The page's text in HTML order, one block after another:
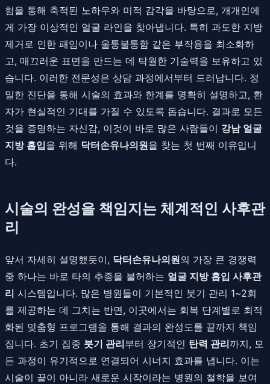
험을 통해 축적된 노하우와 미적 감각을 바탕으로, 개개인에
게 가장 이상적인 얼굴 라인을 찾아냅니다. 특히 과도한 지방
제거로 인한 패임이나 울퉁불퉁함 같은 부작용을 최소화하
고, 매끄러운 표면을 만드는 데 탁월한 기술력을 보유하고 있
습니다. 이러한 전문성은 상담 과정에서부터 드러납니다. 정
밀한 진단을 통해 시술의 효과와 한계를 명확히 설명하고, 환
자가 현실적인 기대를 가질 수 있도록 돕습니다. 결과로 모든
것을 증명하는 자신감, 이것이 바로 많은 사람들이 강남 얼굴
지방 흡입을 위해 닥터손유나의원을 찾는 첫 번째 이유입니
다.
시술의 완성을 책임지는 체계적인 사후관
리
앞서 자세히 설명했듯이, 닥터손유나의원의 가장 큰 경쟁력
중 하나는 바로 타의 추종을 불허하는 얼굴 지방 흡입 사후관
리 시스템입니다. 많은 병원들이 기본적인 붓기 관리 1~2회
를 제공하는 데 그치는 반면, 이곳에서는 회복 단계별로 최적
화된 맞춤형 프로그램을 통해 결과의 완성도를 끝까지 책임
집니다. 초기 집중 붓기 관리부터 장기적인 탄력 관리까지, 모
든 과정이 유기적으로 연결되어 시너지 효과를 냅니다. 이는
시술이 끝이 아니라 새로운 시작이라는 병원의 철학을 보여